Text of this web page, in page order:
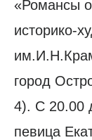
«Романсы
историко-
город
4). С 20.00
певица